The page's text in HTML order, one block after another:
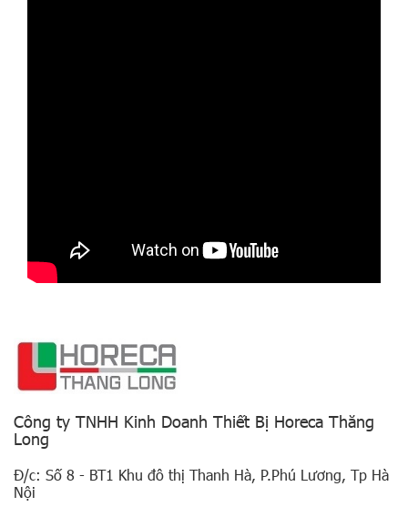
Công ty TNHH Kinh Doanh Thiết Bị Horeca Thăng
Long
Đ/c: Số 8 - BT1 Khu đô thị Thanh Hà, P.Phú Lương, Tp Hà
Nội